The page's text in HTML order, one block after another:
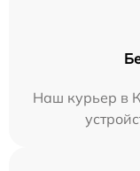
Наш курьер в